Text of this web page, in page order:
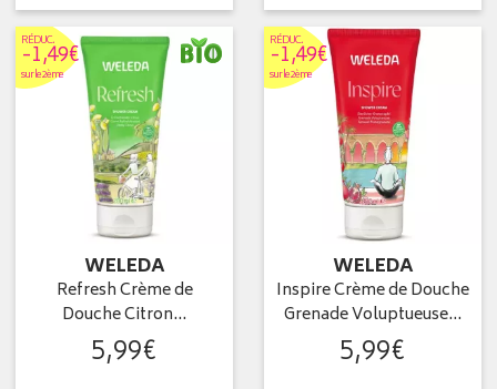
RÉDUC.
-1,49€
sur le 2ème
WELEDA
Refresh Crème de
Douche Citron…
5,99€
RÉDUC.
-1,49€
sur le 2ème
WELEDA
Inspire Crème de Douche
Grenade Voluptueuse…
5,99€